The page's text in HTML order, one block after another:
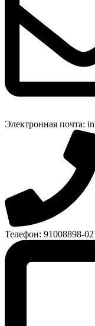
Электронная почта:
Телефон: 91008898-